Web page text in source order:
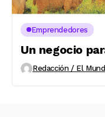
Emprendedores
Un negocio
Redacción / El